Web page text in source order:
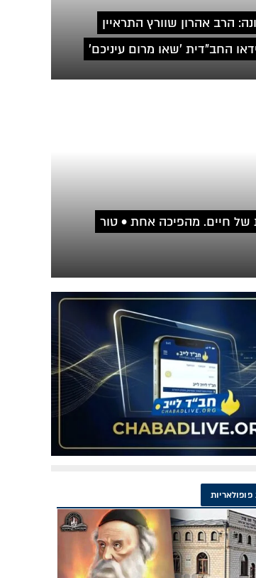
הרב אהרון שוורץ התראיין
החב"דית 'שאו מרום עיניכם'
של חיים. מהפיכה אחת • טור